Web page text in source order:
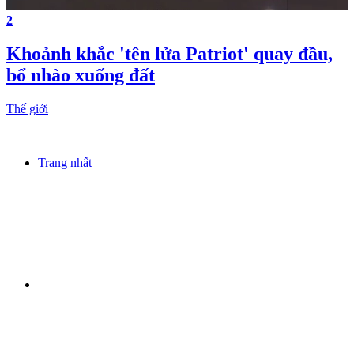
2
Khoảnh khắc 'tên lửa Patriot' quay đầu,
bổ nhào xuống đất
Thế giới
Trang nhất